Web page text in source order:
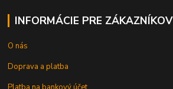
INFORMÁCIE PRE ZÁKAZNÍKOV
O nás
Doprava a platba